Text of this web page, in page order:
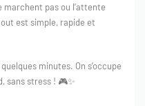
marchent pas ou l’attente
est simple, rapide et
minutes. On s’occupe
sans stress ! 🎮✨